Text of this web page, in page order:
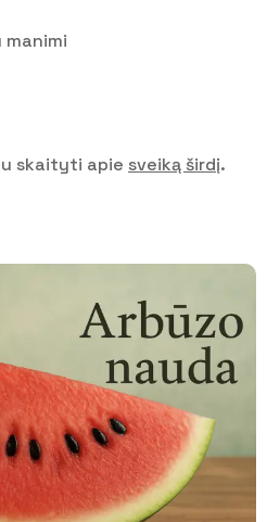
manimi
skaityti apie sveiką širdį.